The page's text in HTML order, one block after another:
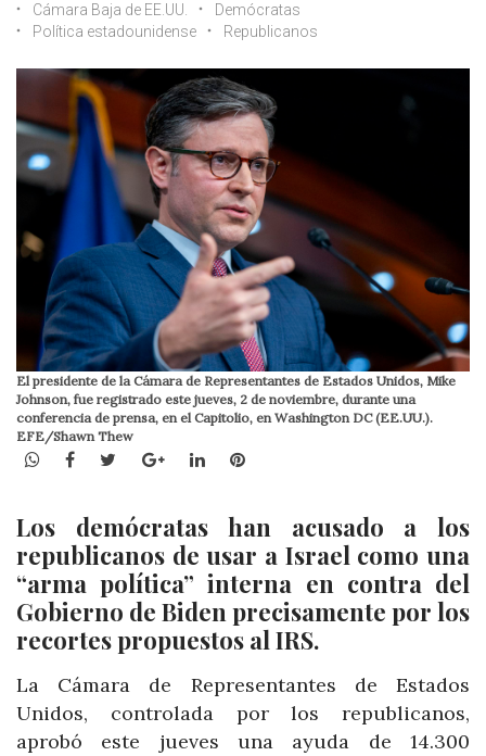
Cámara Baja de EE.UU.
Demócratas
Política estadounidense
Republicanos
El presidente de la Cámara de Representantes de Estados Unidos, Mike
Johnson, fue registrado este jueves, 2 de noviembre, durante una
conferencia de prensa, en el Capitolio, en Washington DC (EE.UU.).
EFE/Shawn Thew
WhatsApp
Facebook
TwitterGoogle+LinkedInPinterest
Los demócratas han acusado a los
republicanos de usar a Israel como una
“arma política” interna en contra del
Gobierno de Biden precisamente por los
recortes propuestos al IRS.
La Cámara de Representantes de Estados
Unidos, controlada por los republicanos,
aprobó este jueves una ayuda de 14.300